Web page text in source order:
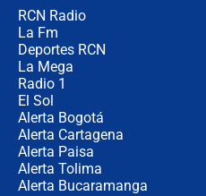
RCN Radio
La Fm
Deportes RCN
La Mega
Radio 1
El Sol
Alerta Bogotá
Alerta Cartagena
Alerta Paisa
Alerta Tolima
Alerta Bucaramanga